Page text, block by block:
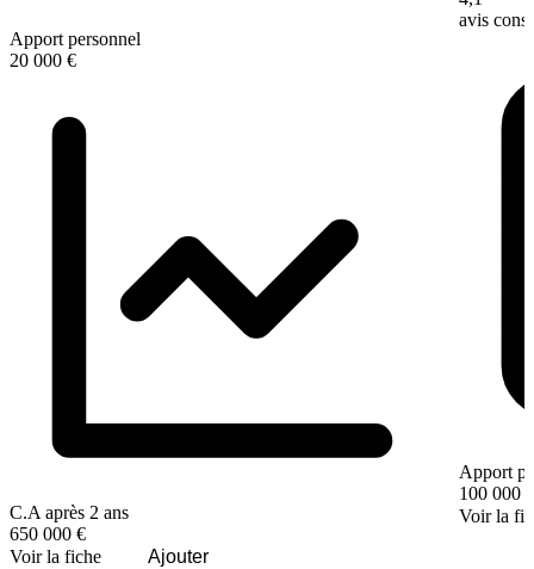
Apport personnel
20 000 €
C.A après 2 ans
650 000 €
Voir la fiche
Ajouter
avis
Apport
100 000 €
Voir la